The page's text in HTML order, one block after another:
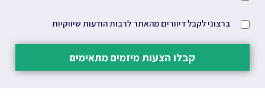
ברצוני לקבל דיוורים מהאתר לרבות הודעות שיווקיות
קבלו הצעות מיזמים מתאימים